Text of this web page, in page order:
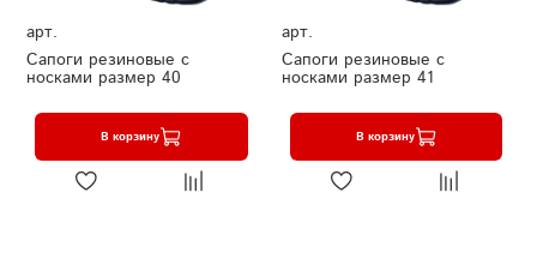
арт.
Сапоги резиновые с
носками размер 40
В корзину
арт.
Сапоги резиновые с
носками размер 41
В корзину